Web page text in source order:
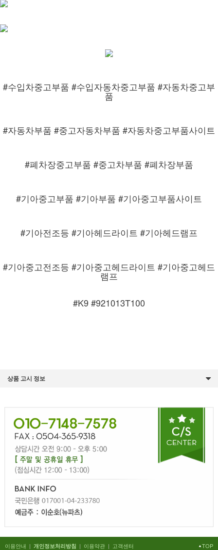
#수입차중고부품 #수입자동차중고부품 #자동차중고부
품
#자동차부품 #중고자동차부품 #자동차중고부품사이트
#폐차장중고부품 #중고차부품 #폐차장부품
#기아중고부품 #기아부품 #기아중고부품사이트
#기아전조등 #기아헤드라이트 #기아헤드램프
#기아중고전조등 #기아중고헤드라이트 #기아중고헤드
램프
#K9 #921013T100
상품 고시 정보
이용안내 | 개인정보처리방침 | 이용약관 | 고객센터 TOP